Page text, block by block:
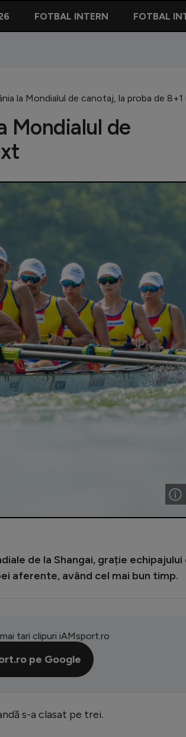
FOTBAL INTERN FOTBAL
la Mondialul de canotaj, la proba de
Mondialul de
de la Shangai, grație echipajului
aferente, având cel mai bun timp.
tari clipuri iAMsport.ro
pe Google
s-a clasat pe trei.